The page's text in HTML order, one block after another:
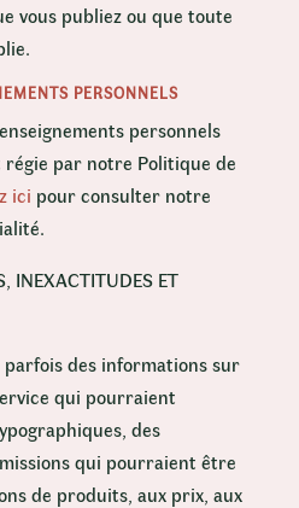
vous publiez ou que toute
PERSONNELS
personnels
par notre Politique de
ici pour consulter notre
INEXACTITUDES ET
des informations sur
qui pourraient
des
qui pourraient être
de produits, aux prix, aux